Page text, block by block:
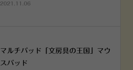
2021.11.06
マルチパッド「文房具の王国」マウ
スパッド